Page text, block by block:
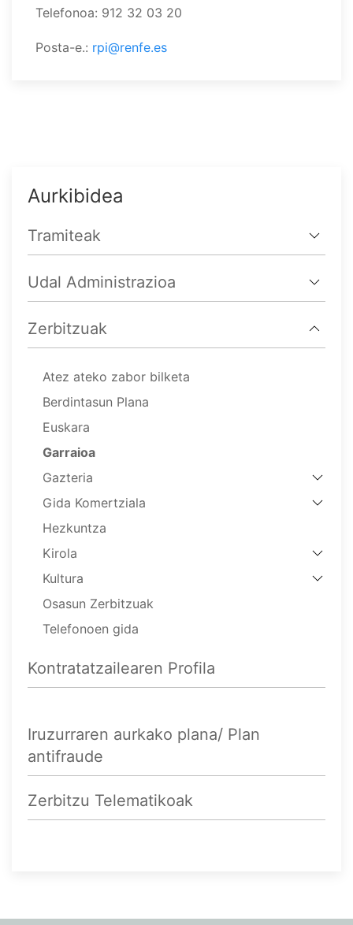
Telefonoa: 912 32 03 20
Posta-e.: rpi@renfe.es
Aurkibidea
Tramiteak
Udal Administrazioa
Zerbitzuak
Atez ateko zabor bilketa
Berdintasun Plana
Euskara
Garraioa
Gazteria
Gida Komertziala
Hezkuntza
Kirola
Kultura
Osasun Zerbitzuak
Telefonoen gida
Kontratatzailearen Profila
Iruzurraren aurkako plana/ Plan
antifraude
Zerbitzu Telematikoak